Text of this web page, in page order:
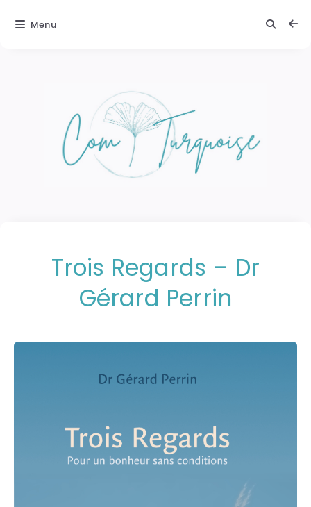
Trois Regards – Dr
Gérard Perrin
Menu